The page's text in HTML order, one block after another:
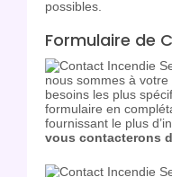
possibles.
Formulaire de
nous sommes à
besoins les plus
formulaire en
fournissant le plus
vous contacterons